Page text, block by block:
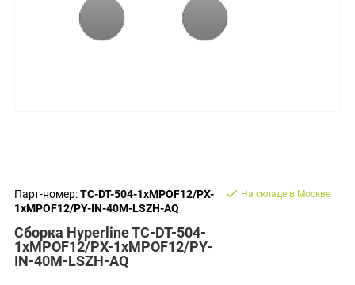
Парт-номер:TC-DT-504-1xMPOF12/PX-
1xMPOF12/PY-IN-40M-LSZH-AQ
Сборка Hyperline TC-DT-504-
1xMPOF12/PX-1xMPOF12/PY-
IN-40M-LSZH-AQ
На складе в Москве